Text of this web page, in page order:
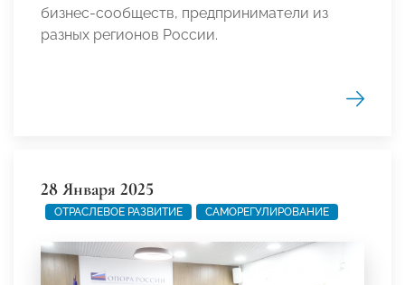
бизнес-сообществ, предприниматели из
разных регионов России.
28 Января 2025
ОТРАСЛЕВОЕ РАЗВИТИЕ САМОРЕГУЛИРОВАНИЕ